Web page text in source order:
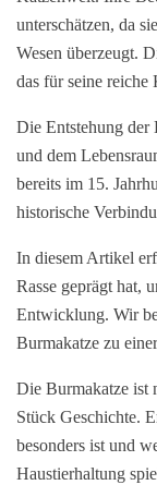
unterschätzen, da
Wesen überzeugt.
das für seine reiche
Die Entstehung der
und dem
bereits im 15.
historische
In diesem Artikel
Rasse geprägt hat,
Entwicklung. Wir
Burmakatze zu
Die Burmakatze ist
Stück Geschichte.
besonders ist und
Haustierhaltung